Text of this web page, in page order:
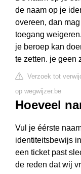
de naam op je
overeen, dan
toegang
je beroep kan
te zetten. je geen
Verzoek tot
op wegwijzer.be
Hoeveel
Vul je éérste
identiteitsbewijs
een ticket past
de reden dat wij